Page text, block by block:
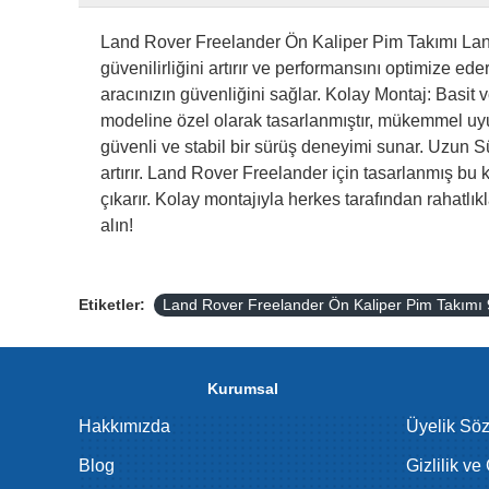
Land Rover Freelander Ön Kaliper Pim Takımı
güvenilirliğini artırır ve performansını optimize
aracınızın güvenliğini sağlar. Kolay Montaj: Basit
modeline özel olarak tasarlanmıştır, mükemmel
güvenli ve stabil bir sürüş deneyimi sunar. Uzun
artırır. Land Rover Freelander için tasarlanmış bu
çıkarır. Kolay montajıyla herkes tarafından
alın!
Etiketler: Land Rover Freelander Ön Kaliper Pim
Kurumsal
Hakkımızda
Blog
Üyelik
Gizlilik ve